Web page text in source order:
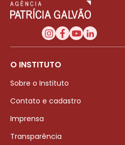
O INSTITUTO
Sobre o Instituto
Contato e cadastro
Imprensa
Transparência